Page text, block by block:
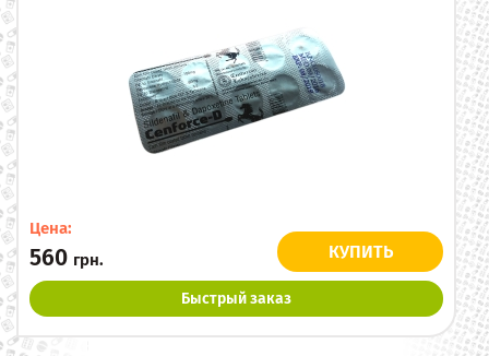
Цена:
560 грн. КУПИТЬ
Быстрый заказ